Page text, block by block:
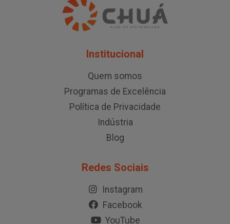
Institucional
Quem somos
Programas de Excelência
Política de Privacidade
Indústria
Blog
Redes Sociais
Instagram
Facebook
YouTube